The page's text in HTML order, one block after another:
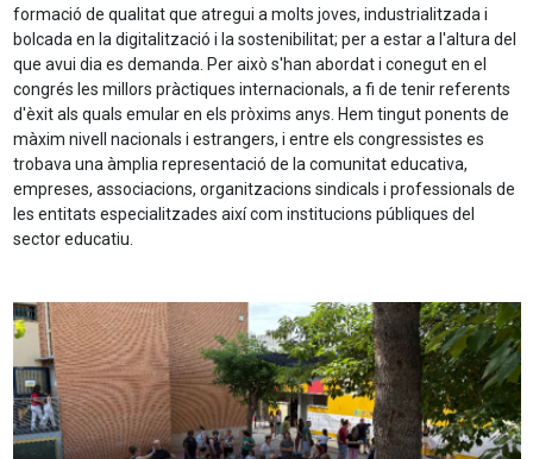
formació de qualitat que atregui a molts joves, industrialitzada i
bolcada en la digitalització i la sostenibilitat; per a estar a l'altura del
que avui dia es demanda. Per això s'han abordat i conegut en el
congrés les millors pràctiques internacionals, a fi de tenir referents
d'èxit als quals emular en els pròxims anys. Hem tingut ponents de
màxim nivell nacionals i estrangers, i entre els congressistes es
trobava una àmplia representació de la comunitat educativa,
empreses, associacions, organitzacions sindicals i professionals de
les entitats especialitzades així com institucions públiques del
sector educatiu.